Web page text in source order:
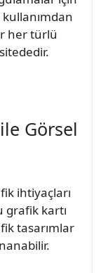
her türlü
Görsel
ihtiyaçları
grafik kartı
tasarımlar